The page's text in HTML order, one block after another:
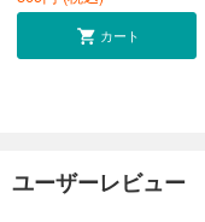
カート
ユーザーレビュー